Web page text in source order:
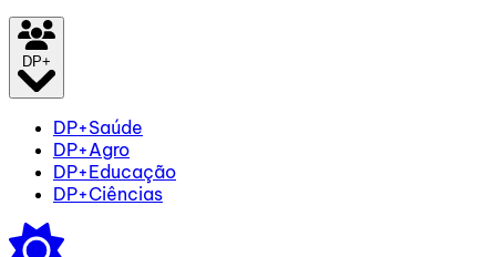
DP+
DP+Saúde
DP+Agro
DP+Educação
DP+Ciências